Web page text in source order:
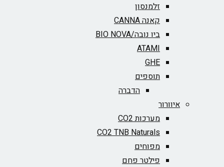
זלמנסון
קאנה CANNA
ביו נובה/BIO NOVA‏
ATAMI
GHE
תוספים
הדברה
איוורור
מערכות CO2
CO2 TNB Naturals
מפוחים
פילטר פחם